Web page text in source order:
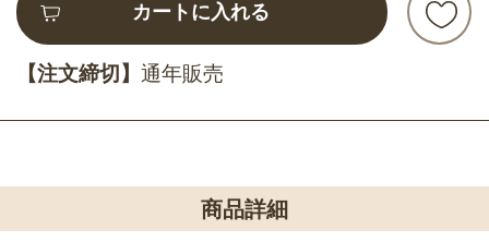
カートに入れる
【注文締切】 通年販売
商品詳細